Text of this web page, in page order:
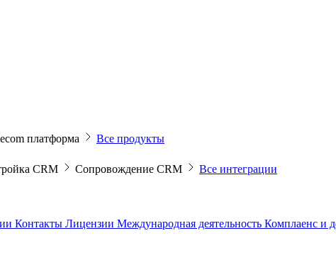
платформа Все продукты
CRM Сопровождение CRM Все интеграции
Контакты Лицензии Международная деятельность Комплаенс и